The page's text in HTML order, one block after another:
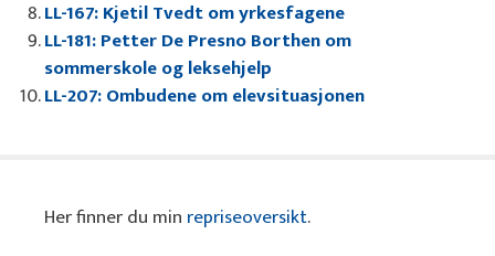
LL-167: Kjetil Tvedt om yrkesfagene
LL-181: Petter De Presno Borthen om
sommerskole og leksehjelp
LL-207: Ombudene om elevsituasjonen
Her finner du min repriseoversikt.